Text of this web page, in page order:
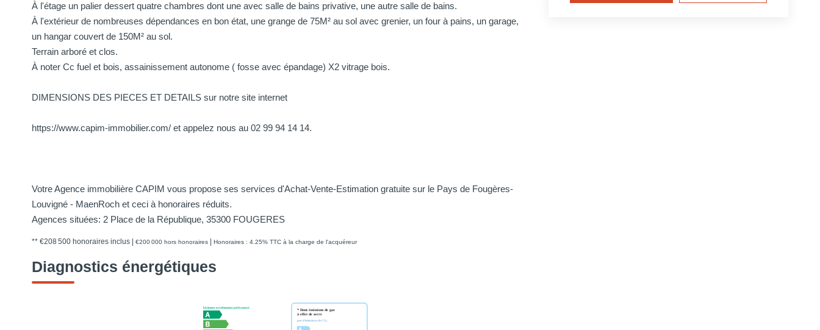
À l'étage un palier dessert quatre chambres dont une avec salle de bains privative, une autre salle de bains.
À l'extérieur de nombreuses dépendances en bon état, une grange de 75M² au sol avec grenier, un four à pains, un garage,
un hangar couvert de 150M² au sol.
Terrain arboré et clos.
À noter Cc fuel et bois, assainissement autonome ( fosse avec épandage) X2 vitrage bois.
DIMENSIONS DES PIECES ET DETAILS sur notre site internet
https://www.capim-immobilier.com/ et appelez nous au 02 99 94 14 14.
Votre Agence immobilière CAPIM vous propose ses services d'Achat-Vente-Estimation gratuite sur le Pays de Fougères-
Louvigné - MaenRoch et ceci à honoraires réduits.
Agences situées: 2 Place de la République, 35300 FOUGERES
** €208 500 honoraires inclus €200 000 hors honoraires Honoraires : 4.25% TTC à la charge de l'acquéreur
Diagnostics énergétiques